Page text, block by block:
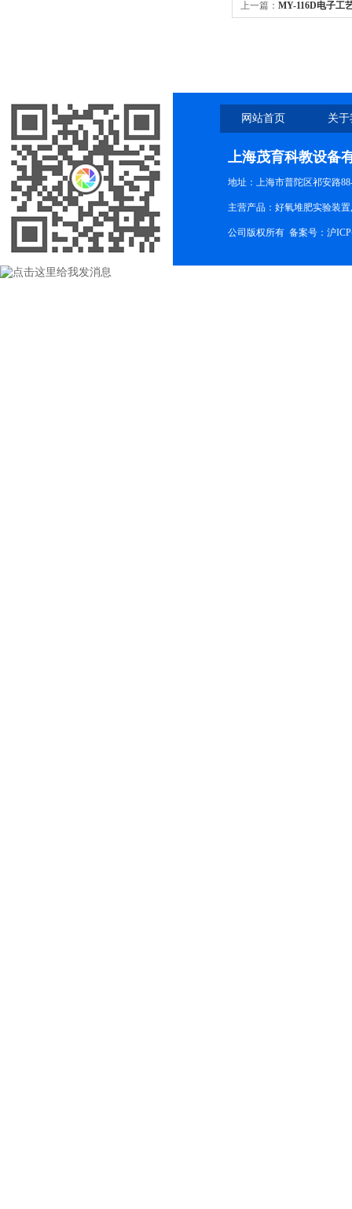
上一篇： MY-116D电子工
网站首页 关
上海茂育科教设备
地址：上海市普陀区祁安路
主营产品：好氧堆肥实验装
公司版权所有 备案号： 沪